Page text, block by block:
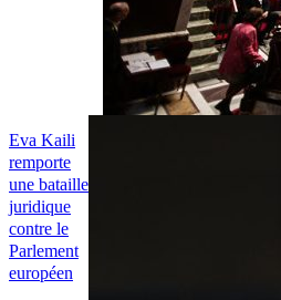
Eva Kaili
remporte
une bataille
juridique
contre le
Parlement
européen